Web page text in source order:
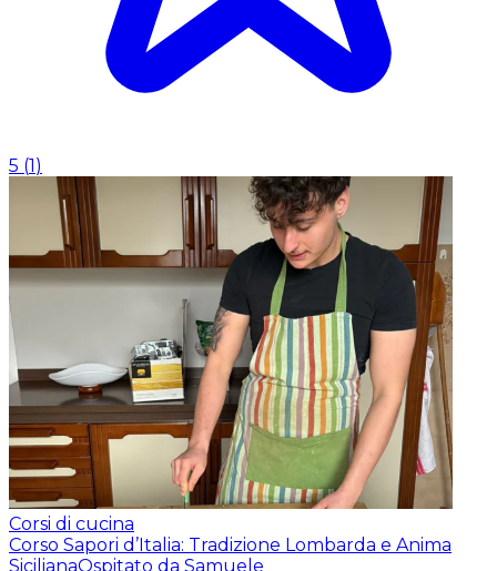
5 (1 )
Corsi di cucina
Corso Sapori d’Italia: Tradizione Lombarda e Anima
SicilianaOspitato da Samuele